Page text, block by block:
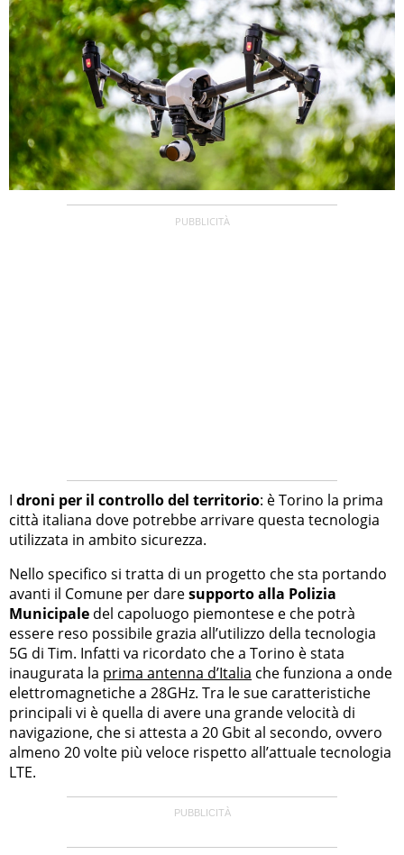
I droni per il controllo del territorio: è Torino la prima
città italiana dove potrebbe arrivare questa tecnologia
utilizzata in ambito sicurezza.
Nello specifico si tratta di un progetto che sta portando
avanti il Comune per daresupporto alla Polizia
Municipale del capoluogo piemontese e che potrà
essere reso possibile grazia all’utilizzo della tecnologia
5G di Tim. Infatti va ricordato che a Torino è stata
inaugurata la prima antenna d’Italia che funziona a onde
elettromagnetiche a 28GHz. Tra le sue caratteristiche
principali vi è quella di avere una grande velocità di
navigazione, che si attesta a 20 Gbit al secondo, ovvero
almeno 20 volte più veloce rispetto all’attuale tecnologia
LTE.